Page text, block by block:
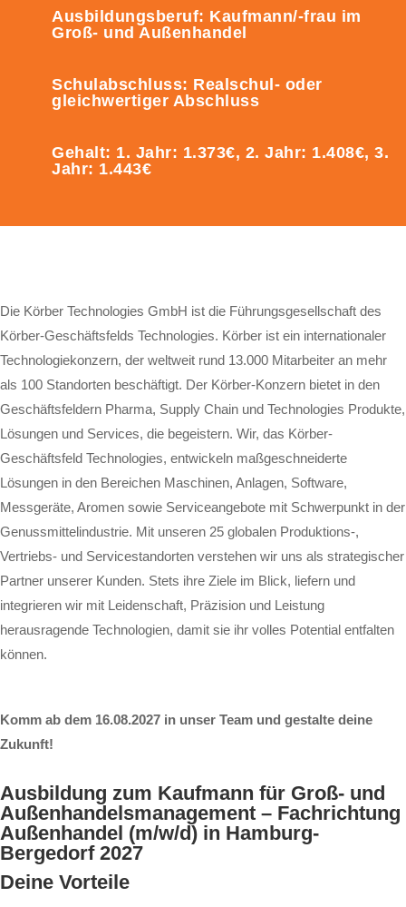
Ausbildungsberuf: Kaufmann/-frau im
Groß- und Außenhandel
Schulabschluss: Realschul- oder
gleichwertiger Abschluss
Gehalt: 1. Jahr: 1.373€, 2. Jahr: 1.408€, 3.
Jahr: 1.443€
Die Körber Technologies GmbH ist die Führungsgesellschaft des
Körber-Geschäftsfelds Technologies. Körber ist ein internationaler
Technologiekonzern, der weltweit rund 13.000 Mitarbeiter an mehr
als 100 Standorten beschäftigt. Der Körber-Konzern bietet in den
Geschäftsfeldern Pharma, Supply Chain und Technologies Produkte,
Lösungen und Services, die begeistern. Wir, das Körber-
Geschäftsfeld Technologies, entwickeln maßgeschneiderte
Lösungen in den Bereichen Maschinen, Anlagen, Software,
Messgeräte, Aromen sowie Serviceangebote mit Schwerpunkt in der
Genussmittelindustrie. Mit unseren 25 globalen Produktions-,
Vertriebs- und Servicestandorten verstehen wir uns als strategischer
Partner unserer Kunden. Stets ihre Ziele im Blick, liefern und
integrieren wir mit Leidenschaft, Präzision und Leistung
herausragende Technologien, damit sie ihr volles Potential entfalten
können.
Komm ab dem 16.08.2027 in unser Team und gestalte deine
Zukunft!
Ausbildung zum Kaufmann für Groß- und
Außenhandelsmanagement – Fachrichtung
Außenhandel (m/w/d) in Hamburg-
Bergedorf 2027
Deine Vorteile